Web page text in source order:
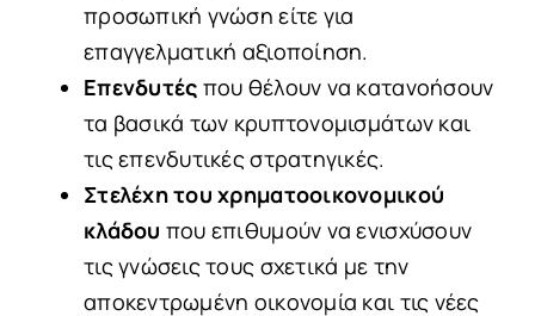
προσωπική γνώση είτε για
επαγγελματική αξιοποίηση.
Επενδυτές που θέλουν να κατανοήσουν
τα βασικά των κρυπτονομισμάτων και
τις επενδυτικές στρατηγικές.
Στελέχη του χρηματοοικονομικού
κλάδου που επιθυμούν να ενισχύσουν
τις γνώσεις τους σχετικά με την
αποκεντρωμένη οικονομία και τις νέες